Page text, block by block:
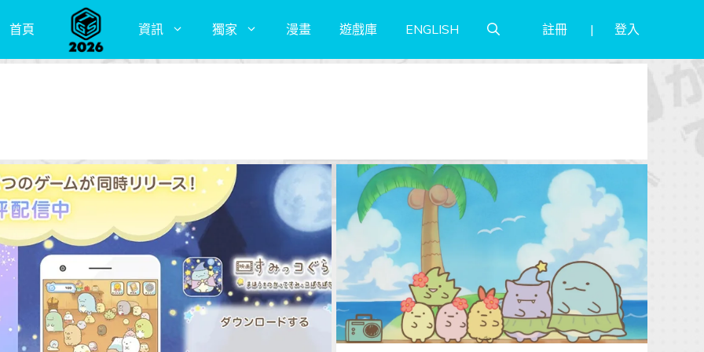
首頁 資訊 獨家 漫畫 遊戲庫 ENGLISH 註冊 登入